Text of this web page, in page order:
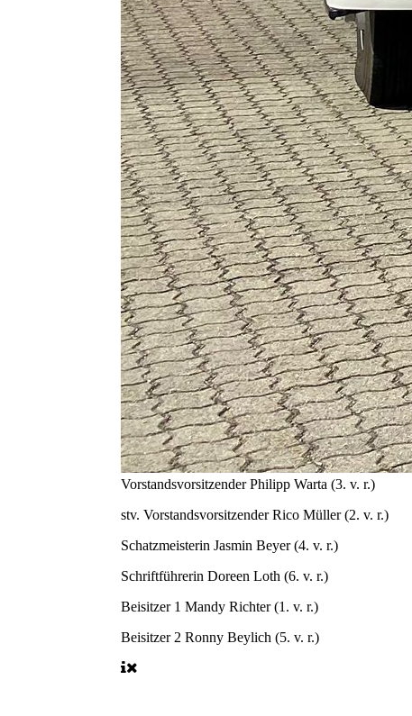
VorstandsvorsitzenderPhilipp Warta (3. v. r.)
stv. VorstandsvorsitzenderRico Müller (2. v. r.)
SchatzmeisterinJasmin Beyer (4. v. r.)
SchriftführerinDoreen Loth (6. v. r.)
Beisitzer 1Mandy Richter (1. v. r.)
Beisitzer 2Ronny Beylich (5. v. r.)